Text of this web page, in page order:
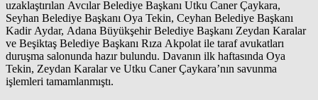
uzaklaştırılan Avcılar Belediye Başkanı Utku Caner Çaykara,
Seyhan Belediye Başkanı Oya Tekin, Ceyhan Belediye Başkanı
Kadir Aydar, Adana Büyükşehir Belediye Başkanı Zeydan Karalar
ve Beşiktaş Belediye Başkanı Rıza Akpolat ile taraf avukatları
duruşma salonunda hazır bulundu. Davanın ilk haftasında Oya
Tekin, Zeydan Karalar ve Utku Caner Çaykara’nın savunma
işlemleri tamamlanmıştı.